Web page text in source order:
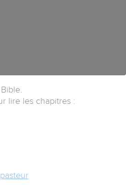
lire les chapitres :